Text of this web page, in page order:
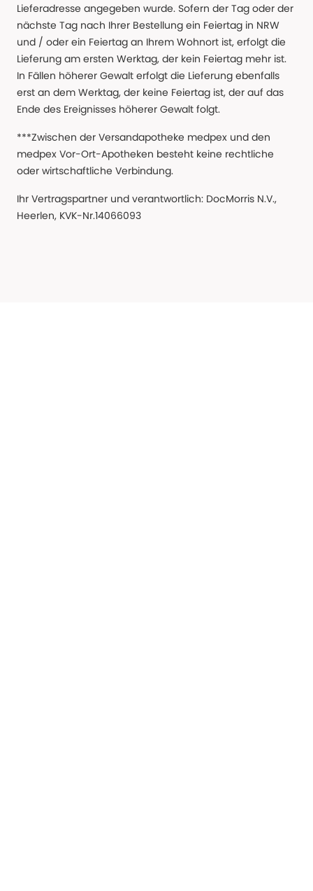
Lieferadresse angegeben wurde. Sofern der Tag oder der
nächste Tag nach Ihrer Bestellung ein Feiertag in NRW
und / oder ein Feiertag an Ihrem Wohnort ist, erfolgt die
Lieferung am ersten Werktag, der kein Feiertag mehr ist.
In Fällen höherer Gewalt erfolgt die Lieferung ebenfalls
erst an dem Werktag, der keine Feiertag ist, der auf das
Ende des Ereignisses höherer Gewalt folgt.
***Zwischen der Versandapotheke medpex und den
medpex Vor-Ort-Apotheken besteht keine rechtliche
oder wirtschaftliche Verbindung.
Ihr Vertragspartner und verantwortlich: DocMorris N.V.,
Heerlen, KVK-Nr.14066093